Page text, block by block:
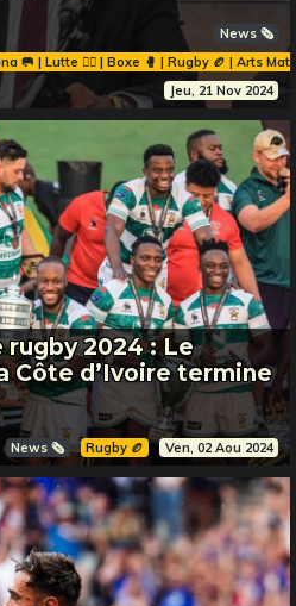
News 🗞️
🥅 | Lutte 🤼‍♂️ | Boxe 🥊 | Rugby 🏉 | Arts
Jeu, 21 Nov 2024
rugby 2024 : Le
Côte d’Ivoire termine
News 🗞️ Rugby 🏉 Ven, 02 Aou 2024